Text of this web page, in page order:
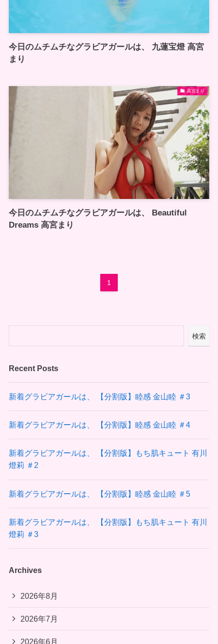
今日のムチムチなグラビアガールは、 九蓮宝燈 高宮
まり
高宮まり
今日のムチムチなグラビアガールは、 Beautiful
Dreams 高宮まり
1
検索
Recent Posts
新着グラビアガールは、 【分割版】睦感 金山睦 ＃3
新着グラビアガールは、 【分割版】睦感 金山睦 ＃4
新着グラビアガールは、 【分割版】もち肌キュート 有川
燈莉 ＃2
新着グラビアガールは、 【分割版】睦感 金山睦 ＃5
新着グラビアガールは、 【分割版】もち肌キュート 有川
燈莉 ＃3
Archives
2026年8月
2026年7月
2026年6月